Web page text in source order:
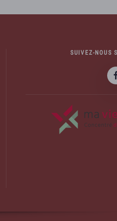
SUIVEZ-NOUS